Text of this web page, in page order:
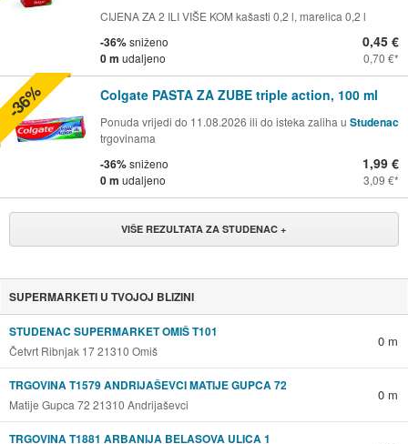
CIJENA ZA 2 ILI VIŠE KOM kašasti 0,2 l, marelica 0,2 l
-36%sniženo
0 m udaljeno
0,45 €
0,70 €
Colgate PASTA ZA ZUBE triple action, 100 ml
Ponuda vrijedi do 11.08.2026 ili do isteka zaliha u Studenac
trgovinama
-36%sniženo
0 m udaljeno
1,99 €
3,09 €
-36%
VIŠE REZULTATA ZA STUDENAC +
SUPERMARKETI U TVOJOJ BLIZINI
STUDENAC SUPERMARKET OMIŠ T101
Četvrt Ribnjak 17 21310 Omiš
0 m
TRGOVINA T1579 ANDRIJAŠEVCI MATIJE GUPCA 72
Matije Gupca 72 21310 Andrijaševci
0 m
TRGOVINA T1881 ARBANIJA BELASOVA ULICA 1